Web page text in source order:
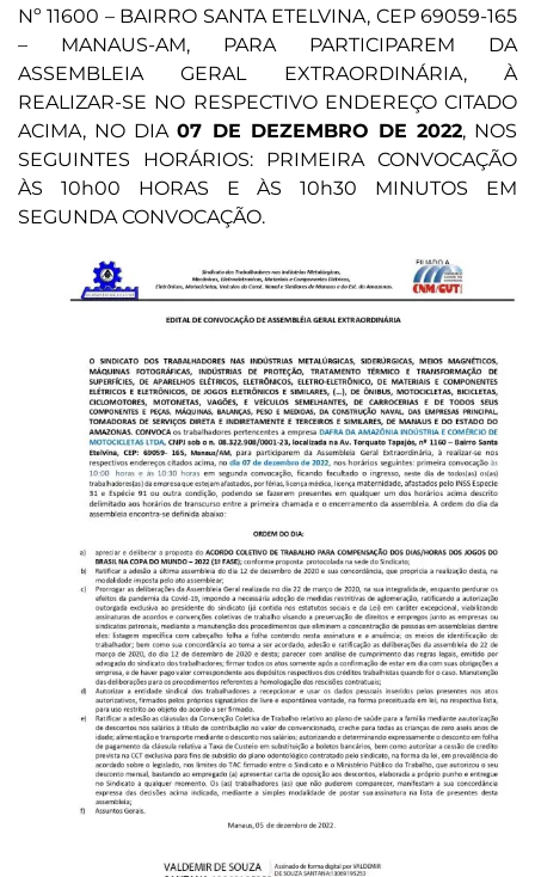
Nº 11600 – BAIRRO SANTA ETELVINA, CEP 69059-165
– MANAUS-AM, PARA PARTICIPAREM DA
ASSEMBLEIA GERAL EXTRAORDINÁRIA, À
REALIZAR-SE NO RESPECTIVO ENDEREÇO CITADO
ACIMA, NO DIA07 DE DEZEMBRO DE 2022, NOS
SEGUINTES HORÁRIOS: PRIMEIRA CONVOCAÇÃO
ÀS 10h00 HORAS E ÀS 10h30 MINUTOS EM
SEGUNDA CONVOCAÇÃO.